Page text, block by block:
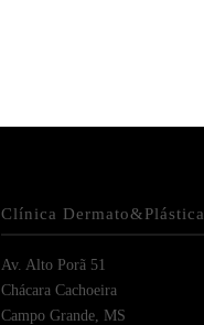
Clínica Dermato&Plástica
Av. Alto Porã 51
Chácara Cachoeira
Campo Grande, MS